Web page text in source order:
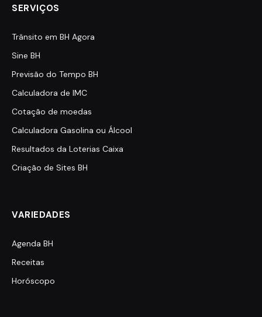
SERVIÇOS
Trânsito em BH Agora
Sine BH
Previsão do Tempo BH
Calculadora de IMC
Cotação de moedas
Calculadora Gasolina ou Álcool
Resultados da Loterias Caixa
Criação de Sites BH
VARIEDADES
Agenda BH
Receitas
Horóscopo